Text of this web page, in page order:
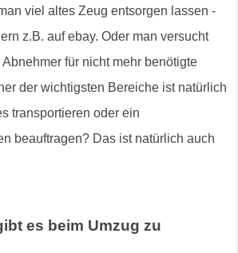
viel altes Zeug entsorgen lassen -
z.B. auf ebay. Oder man versucht
für nicht mehr benötigte
der wichtigsten Bereiche ist natürlich
transportieren oder ein
beauftragen? Das ist natürlich auch
es beim Umzug zu